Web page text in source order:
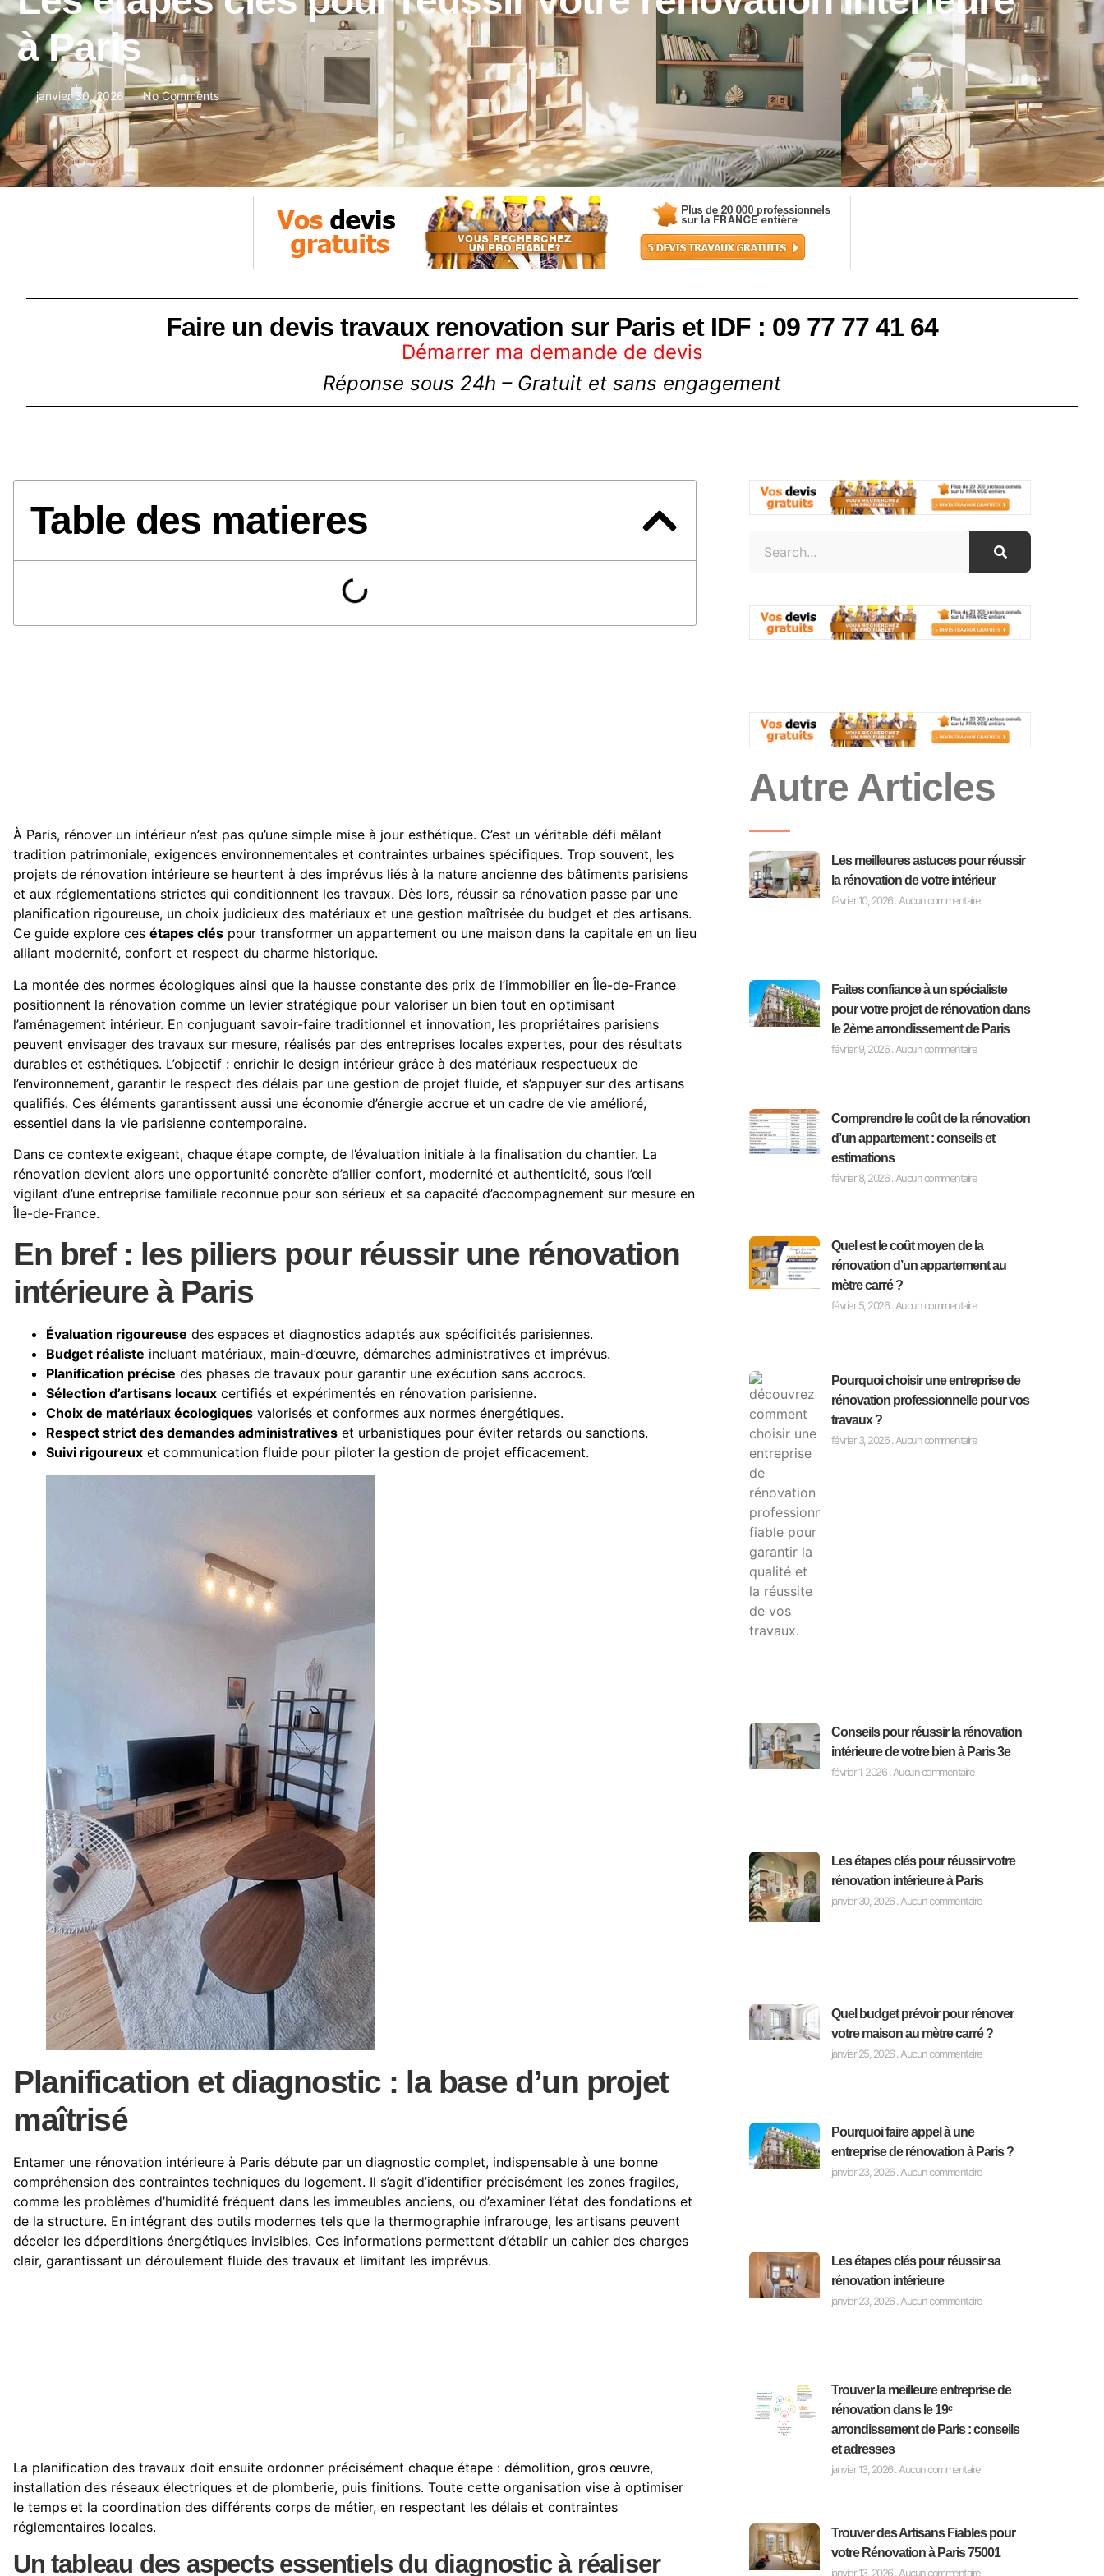
à Paris
janvier 30, 2026 No Comments
Faire un devis travaux renovation sur Paris et IDF : 09 77 77 41 64
Démarrer ma demande de devis
Réponse sous 24h – Gratuit et sans engagement
Table des matieres
À Paris, rénover un intérieur n’est pas qu’une simple mise à jour esthétique. C’est un véritable défi mêlant
tradition patrimoniale, exigences environnementales et contraintes urbaines spécifiques. Trop souvent, les
projets de rénovation intérieure se heurtent à des imprévus liés à la nature ancienne des bâtiments parisiens
et aux réglementations strictes qui conditionnent les travaux. Dès lors, réussir sa rénovation passe par une
planification rigoureuse, un choix judicieux des matériaux et une gestion maîtrisée du budget et des artisans.
Ce guide explore ces étapes clés pour transformer un appartement ou une maison dans la capitale en un lieu
alliant modernité, confort et respect du charme historique.
La montée des normes écologiques ainsi que la hausse constante des prix de l’immobilier en Île-de-France
positionnent la rénovation comme un levier stratégique pour valoriser un bien tout en optimisant
l’aménagement intérieur. En conjuguant savoir-faire traditionnel et innovation, les propriétaires parisiens
peuvent envisager des travaux sur mesure, réalisés par des entreprises locales expertes, pour des résultats
durables et esthétiques. L’objectif : enrichir le design intérieur grâce à des matériaux respectueux de
l’environnement, garantir le respect des délais par une gestion de projet fluide, et s’appuyer sur des artisans
qualifiés. Ces éléments garantissent aussi une économie d’énergie accrue et un cadre de vie amélioré,
essentiel dans la vie parisienne contemporaine.
Dans ce contexte exigeant, chaque étape compte, de l’évaluation initiale à la finalisation du chantier. La
rénovation devient alors une opportunité concrète d’allier confort, modernité et authenticité, sous l’œil
vigilant d’une entreprise familiale reconnue pour son sérieux et sa capacité d’accompagnement sur mesure en
Île-de-France.
En bref : les piliers pour réussir une rénovation
intérieure à Paris
Évaluation rigoureuse des espaces et diagnostics adaptés aux spécificités parisiennes.
Budget réaliste incluant matériaux, main-d’œuvre, démarches administratives et imprévus.
Planification précise des phases de travaux pour garantir une exécution sans accrocs.
Sélection d’artisans locaux certifiés et expérimentés en rénovation parisienne.
Choix de matériaux écologiques valorisés et conformes aux normes énergétiques.
Respect strict des demandes administratives et urbanistiques pour éviter retards ou sanctions.
Suivi rigoureux et communication fluide pour piloter la gestion de projet efficacement.
Planification et diagnostic : la base d’un projet
maîtrisé
Entamer une rénovation intérieure à Paris débute par un diagnostic complet, indispensable à une bonne
compréhension des contraintes techniques du logement. Il s’agit d’identifier précisément les zones fragiles,
comme les problèmes d’humidité fréquent dans les immeubles anciens, ou d’examiner l’état des fondations et
de la structure. En intégrant des outils modernes tels que la thermographie infrarouge, les artisans peuvent
déceler les déperditions énergétiques invisibles. Ces informations permettent d’établir un cahier des charges
clair, garantissant un déroulement fluide des travaux et limitant les imprévus.
La planification des travaux doit ensuite ordonner précisément chaque étape : démolition, gros œuvre,
installation des réseaux électriques et de plomberie, puis finitions. Toute cette organisation vise à optimiser
le temps et la coordination des différents corps de métier, en respectant les délais et contraintes
réglementaires locales.
Un tableau des aspects essentiels du diagnostic à réaliser
Autre Articles
Les meilleures astuces pour réussir
la rénovation de votre intérieur
février 10, 2026 Aucun commentaire
Faites confiance à un spécialiste
pour votre projet de rénovation dans
le 2ème arrondissement de Paris
février 9, 2026 Aucun commentaire
Comprendre le coût de la rénovation
d’un appartement : conseils et
estimations
février 8, 2026 Aucun commentaire
Quel est le coût moyen de la
rénovation d’un appartement au
mètre carré ?
février 5, 2026 Aucun commentaire
Pourquoi choisir une entreprise de
rénovation professionnelle pour vos
travaux ?
février 3, 2026 Aucun commentaire
Conseils pour réussir la rénovation
intérieure de votre bien à Paris 3e
février 1, 2026 Aucun commentaire
Les étapes clés pour réussir votre
rénovation intérieure à Paris
janvier 30, 2026 Aucun commentaire
Quel budget prévoir pour rénover
votre maison au mètre carré ?
janvier 25, 2026 Aucun commentaire
Pourquoi faire appel à une
entreprise de rénovation à Paris ?
janvier 23, 2026 Aucun commentaire
Les étapes clés pour réussir sa
rénovation intérieure
janvier 23, 2026 Aucun commentaire
Trouver la meilleure entreprise de
rénovation dans le 19ᵉ
arrondissement de Paris : conseils
et adresses
janvier 13, 2026 Aucun commentaire
Trouver des Artisans Fiables pour
votre Rénovation à Paris 75001
janvier 13, 2026 Aucun commentaire